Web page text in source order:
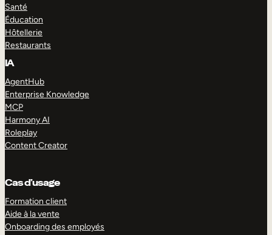
Santé
Éducation
Hôtellerie
Restaurants
IA
AgentHub
Enterprise Knowledge
MCP
Harmony AI
Roleplay
Content Creator
Cas d’usage
Formation client
Aide à la vente
Onboarding des employés